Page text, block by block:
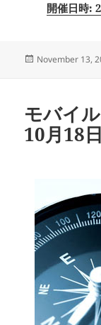
開催日時:
Posted
November 13,
モバイ
10月18